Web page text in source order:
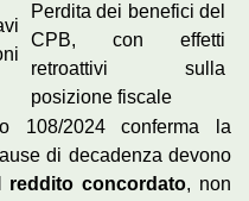
Perdita dei benefici del
CPB, con effetti
retroattivi sulla
posizione fiscale
108/2024 conferma la
di decadenza devono
reddito concordato, non